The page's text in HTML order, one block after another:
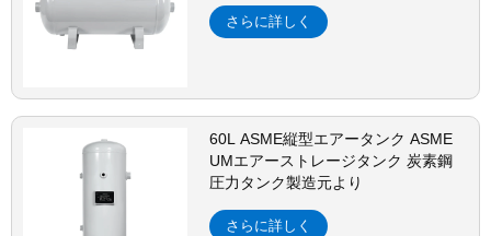
さらに詳しく
60L ASME縦型エアータンク ASME
UMエアーストレージタンク 炭素鋼
圧力タンク製造元より
さらに詳しく